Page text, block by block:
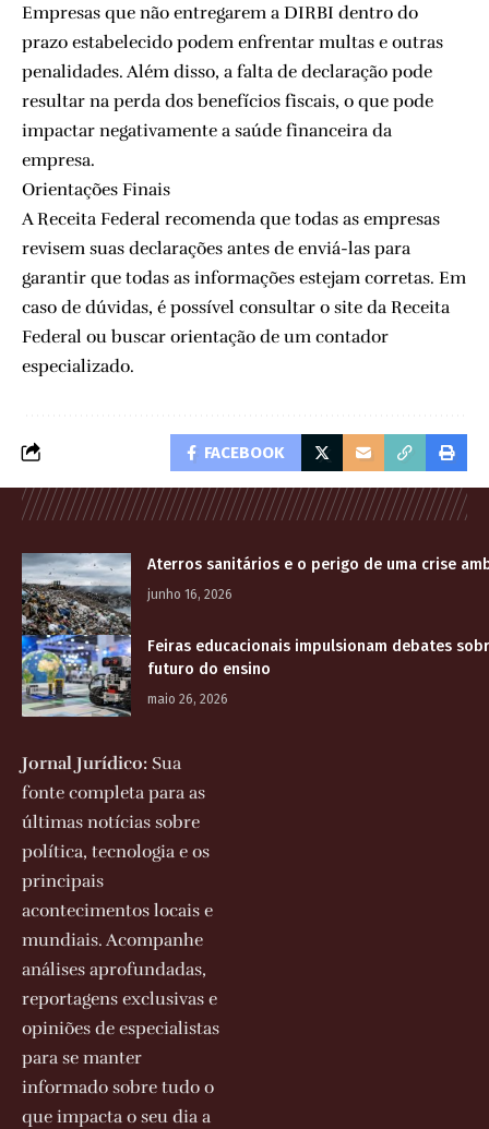
Empresas que não entregarem a DIRBI dentro do
prazo estabelecido podem enfrentar multas e outras
penalidades. Além disso, a falta de declaração pode
resultar na perda dos benefícios fiscais, o que pode
impactar negativamente a saúde financeira da
empresa.
Orientações Finais
A Receita Federal recomenda que todas as empresas
revisem suas declarações antes de enviá-las para
garantir que todas as informações estejam corretas. Em
caso de dúvidas, é possível consultar o site da Receita
Federal ou buscar orientação de um contador
especializado.
FACEBOOK
Aterros sanitários e o perigo de uma crise
junho 16, 2026
Feiras educacionais impulsionam debates
futuro do ensino
maio 26, 2026
Jornal Jurídico: Sua
fonte completa para as
últimas notícias sobre
política, tecnologia e os
principais
acontecimentos locais e
mundiais. Acompanhe
análises aprofundadas,
reportagens exclusivas e
opiniões de especialistas
para se manter
informado sobre tudo o
que impacta o seu dia a